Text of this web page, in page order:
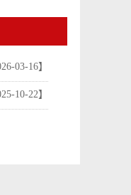
03-16】
10-22】